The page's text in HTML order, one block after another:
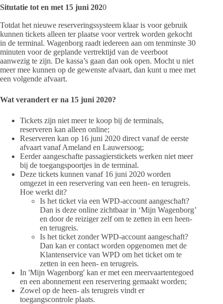
Situtatie tot en met 15 juni 2020
Totdat het nieuwe reserveringssysteem klaar is voor gebruik
kunnen tickets alleen ter plaatse voor vertrek worden gekocht
in de terminal. Wagenborg raadt iedereen aan om tenminste 30
minuten voor de geplande vertrektijd van de veerboot
aanwezig te zijn. De kassa’s gaan dan ook open. Mocht u niet
meer mee kunnen op de gewenste afvaart, dan kunt u mee met
een volgende afvaart.
Wat verandert er na 15 juni 2020?
Tickets zijn niet meer te koop bij de terminals,
reserveren kan alleen online;
Reserveren kan op 16 juni 2020 direct vanaf de eerste
afvaart vanaf Ameland en Lauwersoog;
Eerder aangeschafte passagierstickets werken niet meer
bij de toegangspoortjes in de terminal.
Deze tickets kunnen vanaf 16 juni 2020 worden
omgezet in een reservering van een heen- en terugreis.
Hoe werkt dit?
Is het ticket via een WPD-account aangeschaft?
Dan is deze online zichtbaar in ‘Mijn Wagenborg’
en door de reiziger zelf om te zetten in een heen-
en terugreis.
Is het ticket zonder WPD-account aangeschaft?
Dan kan er contact worden opgenomen met de
Klantenservice van WPD om het ticket om te
zetten in een heen- en terugreis.
In 'Mijn Wagenborg' kan er met een meervaartentegoed
en een abonnement een reservering gemaakt worden;
Zowel op de heen- als terugreis vindt er
toegangscontrole plaats.